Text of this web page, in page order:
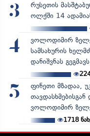
3
რუსეთის
ოლქში 14
4
ვოლოდიმირ
სამსახურის
დანიშვნას
5
ფინეთი მზადაა,
ვოლოდიმირ
1718